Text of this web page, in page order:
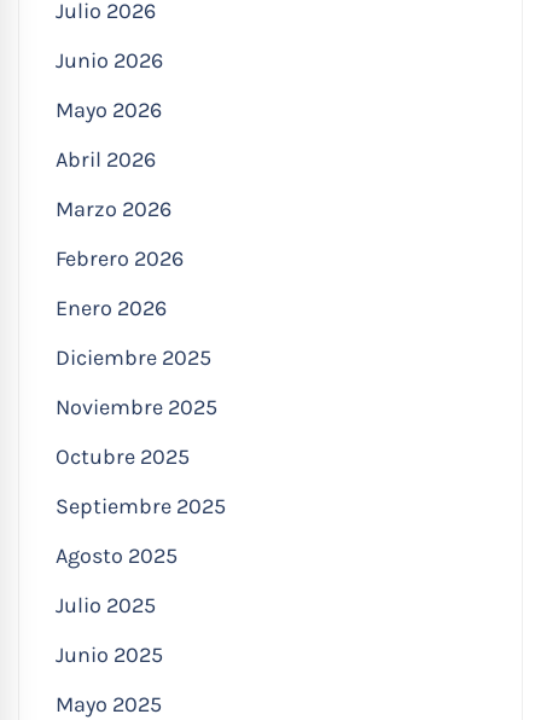
Julio 2026
Junio 2026
Mayo 2026
Abril 2026
Marzo 2026
Febrero 2026
Enero 2026
Diciembre 2025
Noviembre 2025
Octubre 2025
Septiembre 2025
Agosto 2025
Julio 2025
Junio 2025
Mayo 2025